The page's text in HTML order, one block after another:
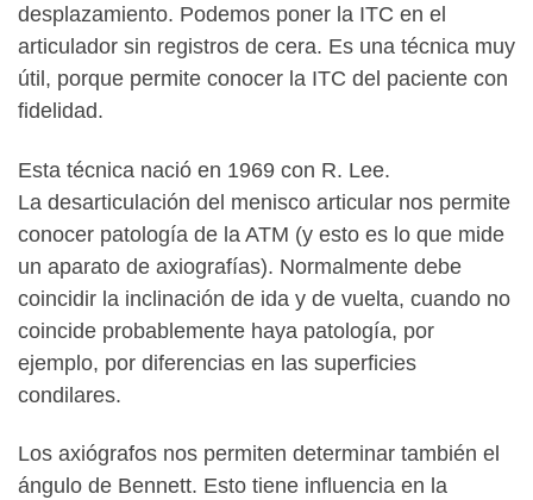
desplazamiento. Podemos poner la ITC en el
articulador sin registros de cera. Es una técnica muy
útil, porque permite conocer la ITC del paciente con
fidelidad.
Esta técnica nació en 1969 con R. Lee.
La desarticulación del menisco articular nos permite
conocer patología de la ATM (y esto es lo que mide
un aparato de axiografías). Normalmente debe
coincidir la inclinación de ida y de vuelta, cuando no
coincide probablemente haya patología, por
ejemplo, por diferencias en las superficies
condilares.
Los axiógrafos nos permiten determinar también el
ángulo de Bennett. Esto tiene influencia en la